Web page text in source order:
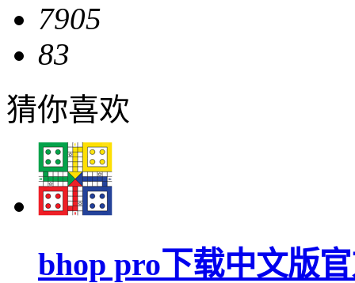
7905
83
猜你喜欢
bhop pro下载中文版